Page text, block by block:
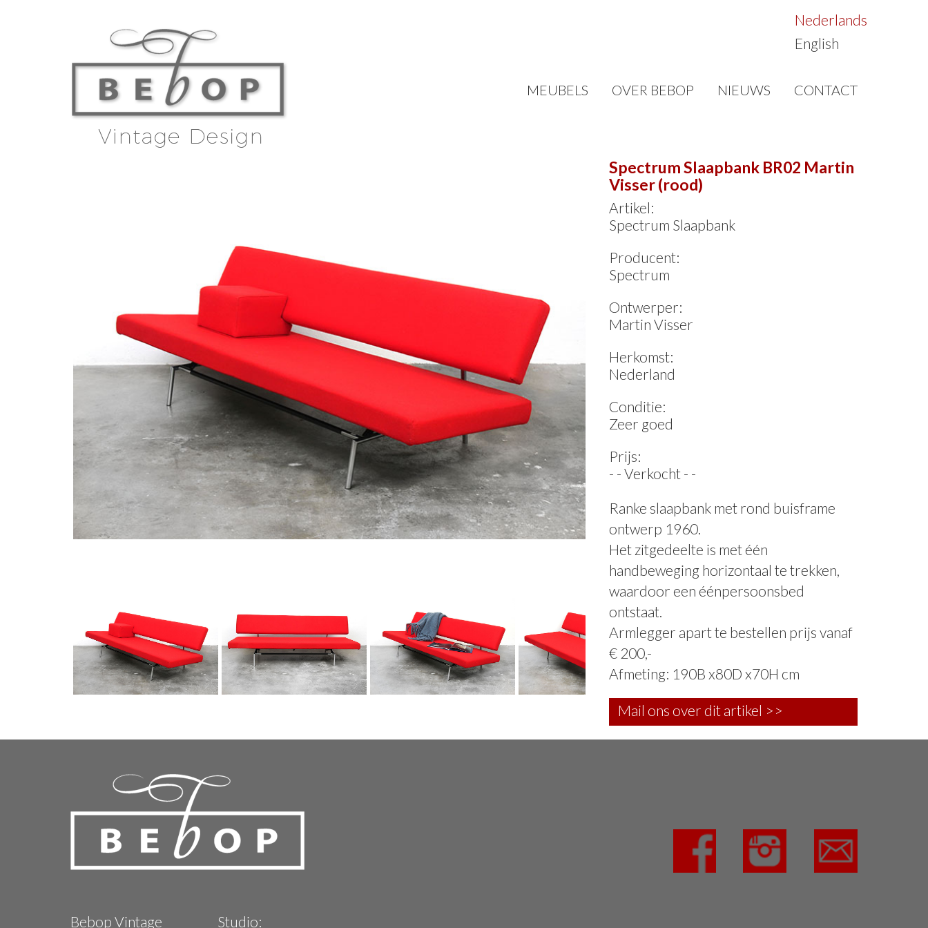
MEUBELS OVER BEBOP NIEUWS CONTACT
Nederlands
English
Spectrum Slaapbank BR02 Martin
Visser (rood)
Artikel:
Spectrum Slaapbank
Producent:
Spectrum
Ontwerper:
Martin Visser
Herkomst:
Nederland
Conditie:
Zeer goed
Prijs:
- - Verkocht - -
Ranke slaapbank met rond buisframe
ontwerp 1960.
Het zitgedeelte is met één
handbeweging horizontaal te trekken,
waardoor een éénpersoonsbed
ontstaat.
Armlegger apart te bestellen prijs vanaf
€ 200,-
Afmeting: 190B x80D x70H cm
Mail ons over dit artikel >>
Bebop Vintage Studio: